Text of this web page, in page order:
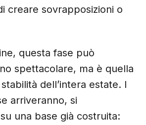
creare sovrapposizioni o
questa fase può
spettacolare, ma è quella
dell’intera estate. I
arriveranno, si
una base già costruita: